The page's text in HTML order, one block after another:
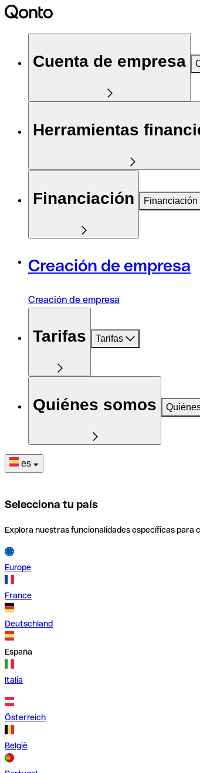
Cuenta de empresa
Herramientas
Financiación Financiación
Creación de empresa
Creación de empresa
Tarifas Tarifas
Quiénes somos
es
Selecciona tu país
Explora nuestras funcionalidades específicas para
Europe
France
Deutschland
España
Italia
Österreich
België